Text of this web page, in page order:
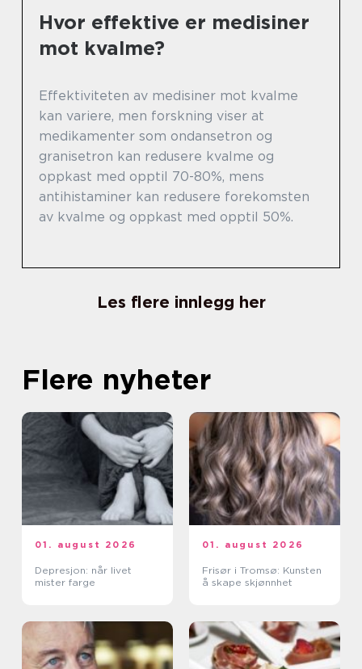
Hvor effektive er medisiner
mot kvalme?
Effektiviteten av medisiner mot kvalme
kan variere, men forskning viser at
medikamenter som ondansetron og
granisetron kan redusere kvalme og
oppkast med opptil 70-80%, mens
antihistaminer kan redusere forekomsten
av kvalme og oppkast med opptil 50%.
Les flere innlegg her
Flere nyheter
01. august 2026
Depresjon: når livet
mister farge
01. august 2026
Frisør i Tromsø: Kunsten
å skape skjønnhet